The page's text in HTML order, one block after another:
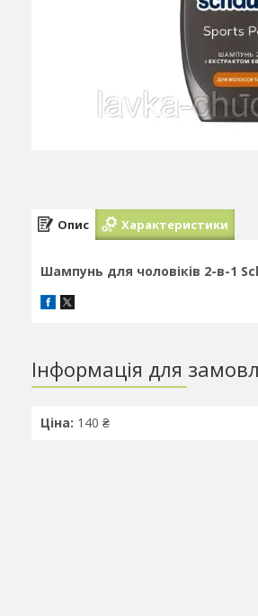
Опис Характеристики
Шампунь для чоловіків 2-в-1
Інформація для
Ціна: 140 ₴